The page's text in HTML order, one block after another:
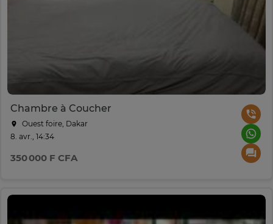
Chambre à Coucher
Ouest foire, Dakar
8. avr., 14:34
350 000 F CFA